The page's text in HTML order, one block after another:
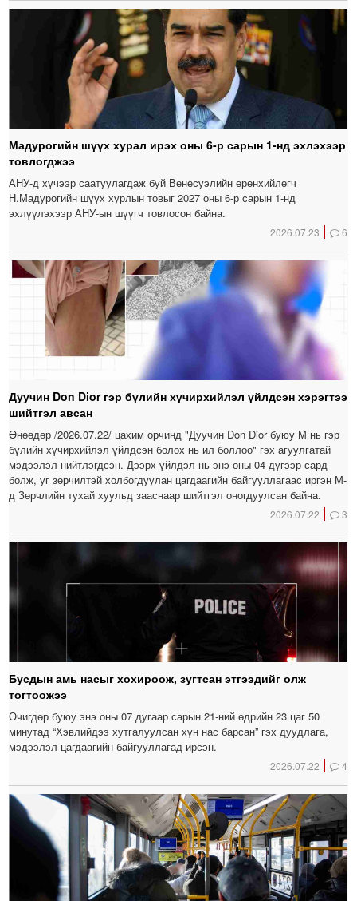
Мадурогийн шүүх хурал ирэх оны 6-р сарын 1-нд эхлэхээр
товлогджээ
АНУ-д хүчээр саатуулагдаж буй Венесуэлийн ерөнхийлөгч
Н.Мадурогийн шүүх хурлын товыг 2027 оны 6-р сарын 1-нд
эхлүүлэхээр АНУ-ын шүүгч товлосон байна.
2026.07.23 6
Дуучин Don Dior гэр бүлийн хүчирхийлэл үйлдсэн хэрэгтээ
шийтгэл авсан
Өнөөдөр /2026.07.22/ цахим орчинд "Дуучин Don Dior буюу М нь гэр
бүлийн хүчирхийлэл үйлдсэн болох нь ил боллоо" гэх агуулгатай
мэдээлэл нийтлэгдсэн. Дээрх үйлдэл нь энэ оны 04 дүгээр сард
болж, уг зөрчилтэй холбогдуулан цагдаагийн байгууллагаас иргэн М-
д Зөрчлийн тухай хуульд зааснаар шийтгэл оногдуулсан байна.
2026.07.22 3
Бусдын амь насыг хохироож, зугтсан этгээдийг олж
тогтоожээ
Өчигдөр буюу энэ оны 07 дугаар сарын 21-ний өдрийн 23 цаг 50
минутад “Хэвлийдээ хутгалуулсан хүн нас барсан” гэх дуудлага,
мэдээлэл цагдаагийн байгууллагад ирсэн.
2026.07.22 4